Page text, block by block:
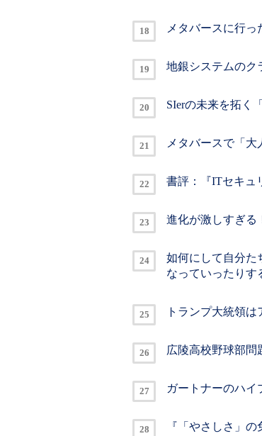
メタバースに行
地銀システムのク
SIerの未来を拓く
メタバースで「大
書評：『ITセキュ
進化が激しすぎ
如何にして自分た
なっていったりす
トランプ大統領
広陵高校野球部問
ガートナーのハイ
『「やさしさ」